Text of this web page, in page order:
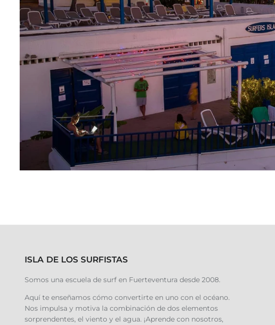
ISLA DE LOS SURFISTAS
Somos una escuela de surf en Fuerteventura desde 2008.
Aquí te enseñamos cómo convertirte en uno con el océano.
Nos impulsa y motiva la combinación de dos elementos
sorprendentes, el viento y el agua. ¡Aprende con nosotros,